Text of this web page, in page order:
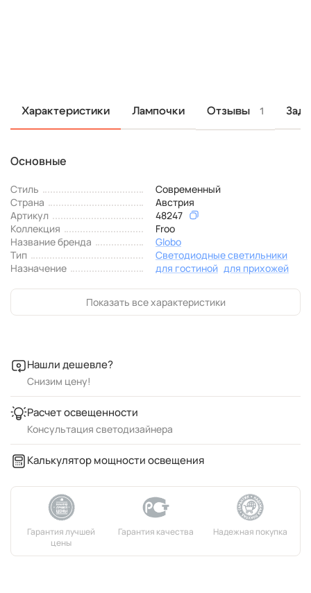
Характеристики Лампочки Отзывы 1
Основные
Стиль
Современный
Страна
Австрия
Артикул
48247
Коллекция
Froo
Название бренда
Globo
Тип
Светодиодные светильники
Назначение
для гостиной для прихожей
Показать все характеристики
Нашли дешевле?
Снизим цену!
Расчет освещенности
Консультация светодизайнера
Калькулятор мощности освещения